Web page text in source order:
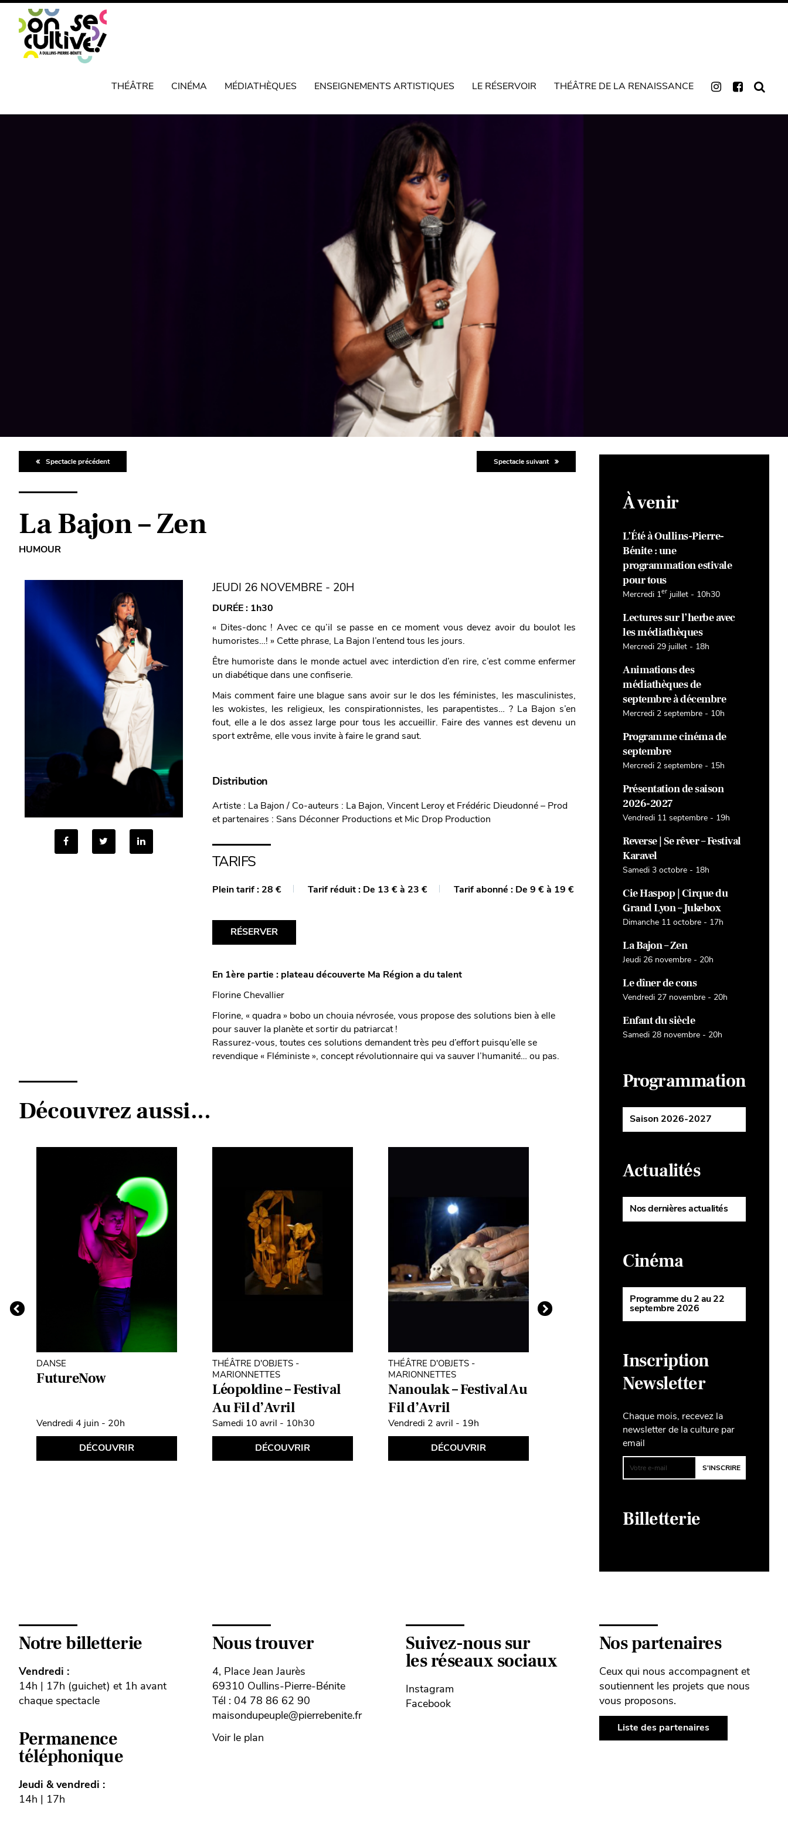
THÉÂTRE CINÉMA MÉDIATHÈQUES ENSEIGNEMENTS ARTISTIQUES LE RÉSERVOIR THÉÂTRE DE LA RENAISSANCE
Spectacle précédent Spectacle suivant
La Bajon – Zen
HUMOUR
JEUDI 26 NOVEMBRE - 20H
DURÉE : 1h30
« Dites-donc ! Avec ce qu’il se passe en ce moment vous devez avoir du boulot les
humoristes…! » Cette phrase, La Bajon l’entend tous les jours.
Être humoriste dans le monde actuel avec interdiction d’en rire, c’est comme enfermer
un diabétique dans une confiserie.
Mais comment faire une blague sans avoir sur le dos les féministes, les masculinistes,
les wokistes, les religieux, les conspirationnistes, les parapentistes… ? La Bajon s’en
fout, elle a le dos assez large pour tous les accueillir. Faire des vannes est devenu un
sport extrême, elle vous invite à faire le grand saut.
Distribution
Artiste : La Bajon / Co-auteurs : La Bajon, Vincent Leroy et Frédéric Dieudonné – Prod
et partenaires : Sans Déconner Productions et Mic Drop Production
TARIFS
Plein tarif : 28 € Tarif réduit : De 13 € à 23 € Tarif abonné : De 9 € à 19 €
RÉSERVER
En 1ère partie : plateau découverte Ma Région a du talent
Florine Chevallier
Florine, « quadra » bobo un chouia névrosée, vous propose des solutions bien à elle
pour sauver la planète et sortir du patriarcat !
Rassurez-vous, toutes ces solutions demandent très peu d’effort puisqu’elle se
revendique « Fléministe », concept révolutionnaire qui va sauver l’humanité… ou pas.
Découvrez aussi...
DANSE
FutureNow
Vendredi 4 juin - 20h
DÉCOUVRIR
THÉÂTRE D'OBJETS -
MARIONNETTES
Léopoldine – Festival
Au Fil d’Avril
Samedi 10 avril - 10h30
DÉCOUVRIR
THÉÂTRE D'OBJETS -
MARIONNETTES
Nanoulak – Festival Au
Fil d’Avril
Vendredi 2 avril - 19h
DÉCOUVRIR
HUMOUR MUSICAL
OUM PA PA ! Opus 2
Vendredi 26 mars - 20h
DÉCOUVRIR
À venir
L’Été à Oullins-Pierre-
Bénite : une
programmation estivale
pour tous
Mercredi 1er juillet - 10h30
Lectures sur l’herbe avec
les médiathèques
Mercredi 29 juillet - 18h
Animations des
médiathèques de
septembre à décembre
Mercredi 2 septembre - 10h
Programme cinéma de
septembre
Mercredi 2 septembre - 15h
Présentation de saison
2026-2027
Vendredi 11 septembre - 19h
Reverse | Se rêver – Festival
Karavel
Samedi 3 octobre - 18h
Cie Haspop | Cirque du
Grand Lyon – Jukebox
Dimanche 11 octobre - 17h
La Bajon – Zen
Jeudi 26 novembre - 20h
Le dîner de cons
Vendredi 27 novembre - 20h
Enfant du siècle
Samedi 28 novembre - 20h
Programmation
Saison 2026-2027
Actualités
Nos dernières actualités
Cinéma
Programme du 2 au 22
septembre 2026
Inscription
Newsletter
Chaque mois, recevez la
newsletter de la culture par
email
Billetterie
Notre billetterie
Vendredi :
14h | 17h (guichet) et 1h avant
chaque spectacle
Permanence
téléphonique
Jeudi & vendredi :
14h | 17h
Nous trouver
4, Place Jean Jaurès
69310 Oullins-Pierre-Bénite
Tél : 04 78 86 62 90
maisondupeuple@pierrebenite.fr
Voir le plan
Suivez-nous sur
les réseaux sociaux
Instagram
Facebook
Nos partenaires
Ceux qui nous accompagnent et
soutiennent les projets que nous
vous proposons.
Liste des partenaires